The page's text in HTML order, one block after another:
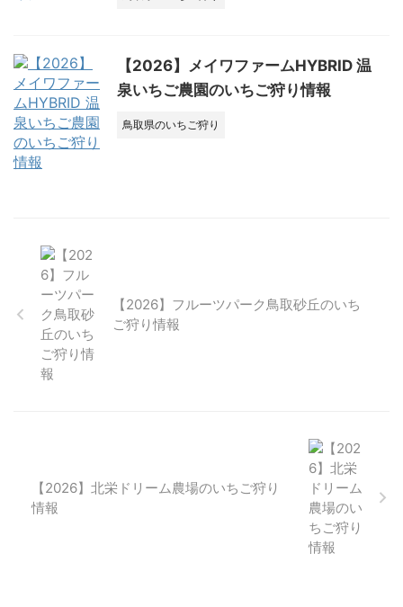
【2026】メイワファームHYBRID 温
泉いちご農園のいちご狩り情報
鳥取県のいちご狩り
【2026】フルーツパーク鳥取砂丘のいち
ご狩り情報
【2026】北栄ドリーム農場のいちご狩り
情報